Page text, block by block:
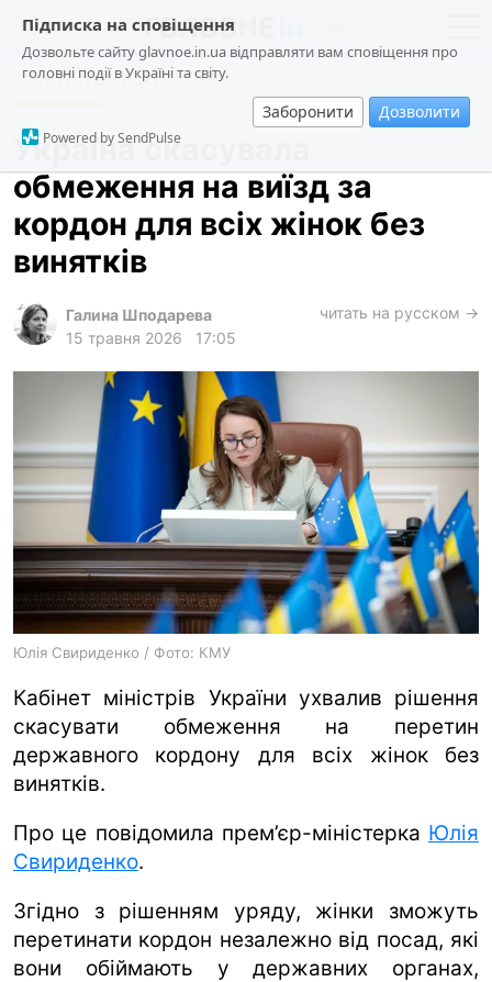
Підписка на сповіщення
Дозвольте сайту glavnoe.in.ua відправляти вам сповіщення про
головні події в Україні та світу.
Заборонити Дозволити
Powered by SendPulse
новини
про проєкт
суспільство
події
кримінал
харків
архів
gambling
ua ru en
Суспільство
Україна скасувала
обмеження на виїзд за
кордон для всіх жінок без
винятків
Галина Шподарева
15 травня 2026
17:05
читать на русском →
Юлія Свириденко / Фото: КМУ
Кабінет міністрів України ухвалив рішення
скасувати обмеження на перетин
державного кордону для всіх жінок без
винятків.
Про це повідомила прем’єр-міністерка Юлія
Свириденко.
Згідно з рішенням уряду, жінки зможуть
перетинати кордон незалежно від посад, які
вони обіймають у державних органах,